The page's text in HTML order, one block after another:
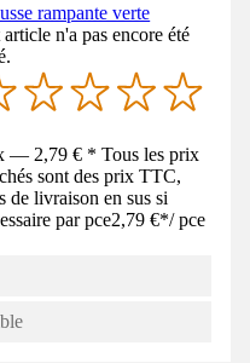
rampante verte
article n'a pas encore été
— 2,79 € * Tous les prix
sont des prix TTC,
de livraison en sus si
par pce2,79 €*/ pce